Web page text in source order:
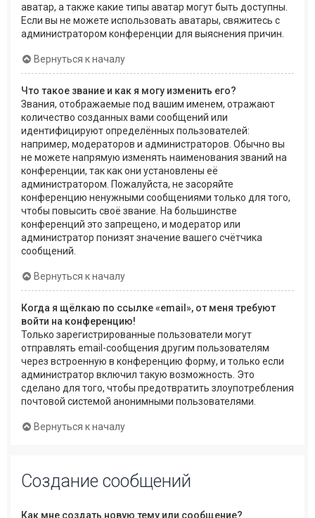
аватар, а также какие типы аватар могут быть доступны.
Если вы не можете использовать аватары, свяжитесь с
администратором конференции для выяснения причин.
Вернуться к началу
Что такое звание и как я могу изменить его?
Звания, отображаемые под вашим именем, отражают
количество созданных вами сообщений или
идентифицируют определённых пользователей:
например, модераторов и администраторов. Обычно вы
не можете напрямую изменять наименования званий на
конференции, так как они установлены её
администратором. Пожалуйста, не засоряйте
конференцию ненужными сообщениями только для того,
чтобы повысить своё звание. На большинстве
конференций это запрещено, и модератор или
администратор понизят значение вашего счётчика
сообщений.
Вернуться к началу
Когда я щёлкаю по ссылке «email», от меня требуют
войти на конференцию!
Только зарегистрированные пользователи могут
отправлять email-сообщения другим пользователям
через встроенную в конференцию форму, и только если
администратор включил такую возможность. Это
сделано для того, чтобы предотвратить злоупотребления
почтовой системой анонимными пользователями.
Вернуться к началу
Создание сообщений
Как мне создать новую тему или сообщение?